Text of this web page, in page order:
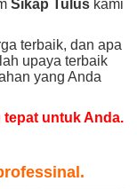
Sikap Tulus kami
terbaik, dan apa
upaya terbaik
yang Anda
untuk Anda.